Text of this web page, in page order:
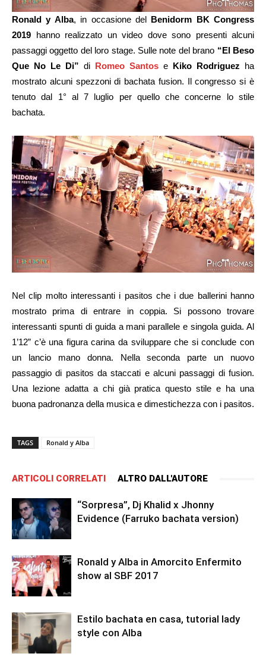
Ronald y Alba, in occasione del Benidorm BK Congress
2019 hanno realizzato un video dove sono presenti alcuni
passaggi oggetto del loro stage. Sulle note del brano “El Beso
Que No Le Di” di Romeo Santos e Kiko Rodriguez ha
mostrato alcuni spezzoni di bachata fusion. Il congresso si è
tenuto dal 1° al 7 luglio per quello che concerne lo stile
bachata.
Nel clip molto interessanti i pasitos che i due ballerini hanno
mostrato prima di entrare in coppia. Si possono trovare
interessanti spunti di guida a mani parallele e singola guida. Al
1’12” c’è una figura carina da sviluppare che si conclude con
un lancio mano donna. Nella seconda parte un nuovo
passaggio di pasitos da staccati e alcuni passaggi di fusion.
Una lezione adatta a chi già pratica questo stile e ha una
buona padronanza della musica e dimestichezza con i pasitos.
TAGS Ronald y Alba
ARTICOLI CORRELATI ALTRO DALL'AUTORE
“Sorpresa”, Dj Khalid x Jhonny
Evidence (Farruko bachata version)
Ronald y Alba in Amorcito Enfermito
show al SBF 2017
Estilo bachata en casa, tutorial lady
style con Alba